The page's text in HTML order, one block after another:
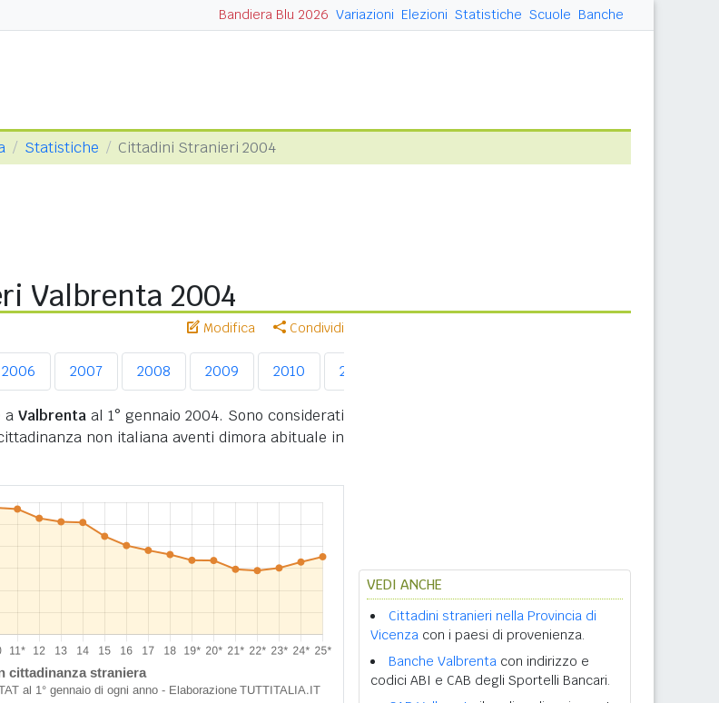
Bandiera Blu 2026 Variazioni Elezioni Statistiche Scuole Banche
Statistiche Cittadini Stranieri 2004
Valbrenta 2004
Modifica Condividi
2006 2007 2008 2009 2010 2011
a Valbrenta al 1° gennaio 2004. Sono considerati
non italiana aventi dimora abituale in
VEDI ANCHE
Cittadini stranieri nella Provincia di
Vicenza con i paesi di provenienza.
Banche Valbrenta con indirizzo e
codici ABI e CAB degli Sportelli Bancari.